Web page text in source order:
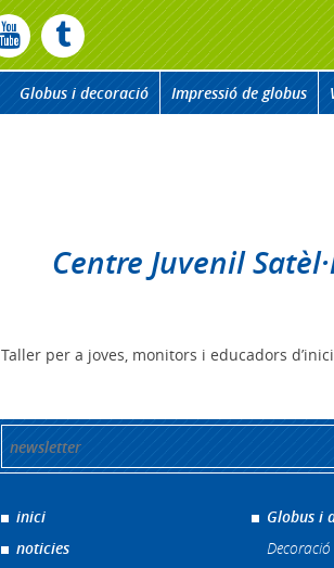
Globus i decoració Impressió de globus
Centre Juvenil
Taller per a joves, monitors i educadors
inici
noticies
Globus i